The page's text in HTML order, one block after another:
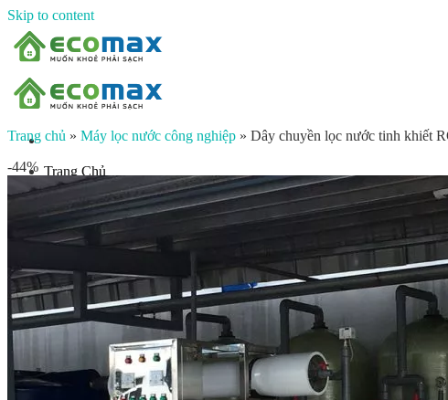
Skip to content
Trang Chủ
Giới thiệu
Sản phẩm
Lọc nước đầu nguồn
Lọc tổng chung cư
Lọc tổng biệt thự
Lọc nước giếng khoan
Lọc tổng sinh hoạt
Đèn UV diệt khuẩn
Máy lọc nước gia đình
Máy lọc nước ion kiềm công nghiệp
Máy lọc nước ion kiềm gia đình
Máy lọc nước công nghiệp
Xử lý nước công nghiệp
Trang chủ » Máy lọc nước công nghiệp » Dây chuyền lọc nước tinh khiết
-44%